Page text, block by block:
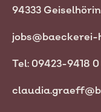
94333
jobs@baeckerei-
Tel: 09423-9418 0